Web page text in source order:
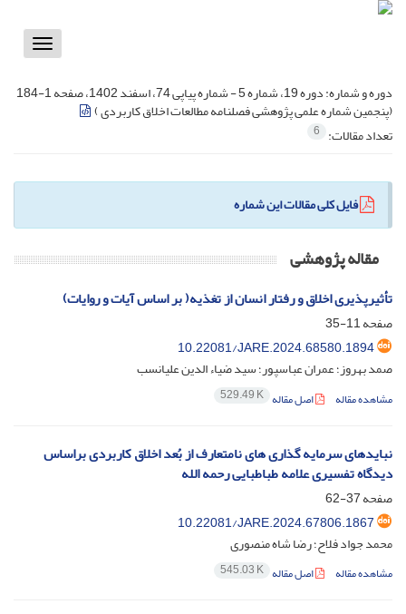
Toggle
دوره و شماره:
دوره 19، شماره 5 - شماره پیاپی 74، اسفند 1402، صفحه 1-184
(پنجمین شماره علمی پژوهشی فصلنامه مطالعات اخلاق کاربردی )
تعداد مقالات: 6
فایل کلی مقالات این شماره
مقاله پژوهشی
تأثیرپذیری اخلاق و رفتار انسان از تغذیه( بر اساس آیات و روایات)
صفحه11-35
10.22081/JARE.2024.68580.1894
صمد بهروز؛ عمران عباسپور؛ سید ضیاء الدین علیانسب
مشاهده مقاله اصل مقاله 529.49 K
نبایدهای سرمایه گذاری های نامتعارف از بُعد اخلاق کاربردی براساس
دیدگاه تفسیری علامه طباطبایی رحمه الله
صفحه37-62
10.22081/JARE.2024.67806.1867
محمد جواد فلاح؛ رضا شاه منصوری
مشاهده مقاله اصل مقاله 545.03 K